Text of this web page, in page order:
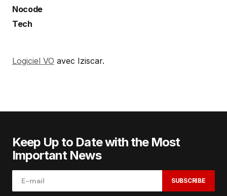
Nocode
Tech
Logiciel VO avec Iziscar.
Keep Up to Date with the Most
Important News
SUBSCRIBE